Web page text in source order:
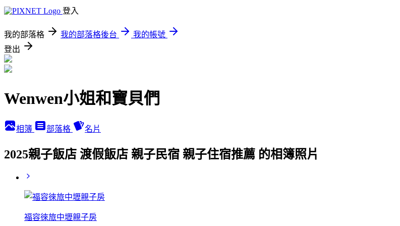
登入
我的部落格 我的部落格後台
我的帳號
登出
Wenwen小姐和寶貝們
相簿 部落格 名片
2025親子飯店 渡假飯店 親子民宿 親子住宿推薦 的相簿照片
福容徠旅中壢親子房